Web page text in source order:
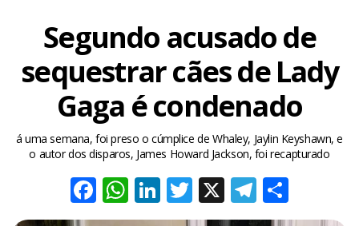
Segundo acusado de
sequestrar cães de Lady
Gaga é condenado
á uma semana, foi preso o cúmplice de Whaley, Jaylin Keyshawn, e
o autor dos disparos, James Howard Jackson, foi recapturado
Facebook
WhatsApp
LinkedIn
Twitter
X